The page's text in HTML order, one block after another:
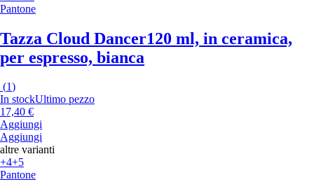
Pantone
Tazza Cloud Dancer120 ml, in ceramica,
per espresso, bianca
(1)
In stockUltimo pezzo
17,40 €
Aggiungi
Aggiungi
altre varianti
+4+5
Pantone